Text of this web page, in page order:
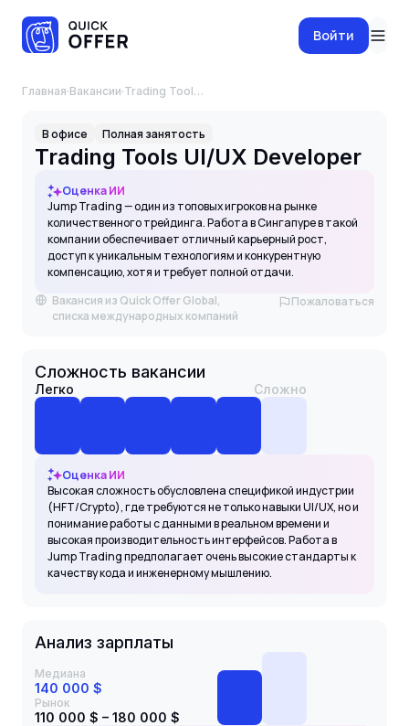
Войти
Главная·Вакансии· Trading Tools UI/UX Developer
В офисе Полная занятость
Trading Tools UI/UX Developer
Оценка ИИ
Jump Trading — один из топовых игроков на рынке
количественного трейдинга. Работа в Сингапуре в такой
компании обеспечивает отличный карьерный рост,
доступ к уникальным технологиям и конкурентную
компенсацию, хотя и требует полной отдачи.
Вакансия из Quick Offer Global,
списка международных компаний
Пожаловаться
Сложность вакансии
Легко Сложно
Оценка ИИ
Высокая сложность обусловлена спецификой индустрии
(HFT/Crypto), где требуются не только навыки UI/UX, но и
понимание работы с данными в реальном времени и
высокая производительность интерфейсов. Работа в
Jump Trading предполагает очень высокие стандарты к
качеству кода и инженерному мышлению.
Анализ зарплаты
Медиана
140 000 $
Рынок
110 000 $ – 180 000 $